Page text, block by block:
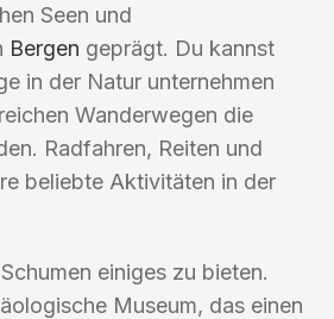
Seen und
Bergen geprägt. Du kannst
in der Natur unternehmen
Wanderwegen die
Radfahren, Reiten und
beliebte Aktivitäten in der
einiges zu bieten.
Museum, das einen